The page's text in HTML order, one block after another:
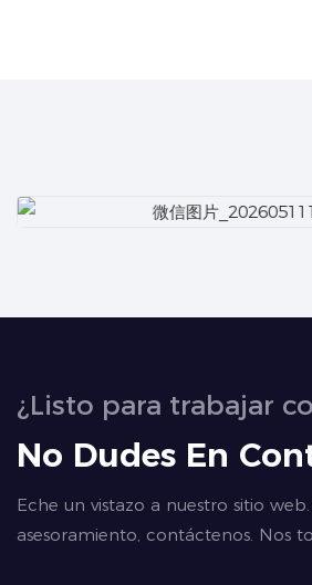
¿Listo para trabajar
No Dudes En
Eche un vistazo a nuestro sitio
asesoramiento, contáctenos. Nos